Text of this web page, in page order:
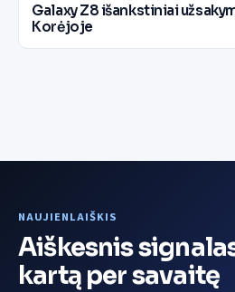
Galaxy Z8 išankstiniai
Korėjoje
NAUJIENLAIŠKIS
Aiškesnis
kartą per savaitę